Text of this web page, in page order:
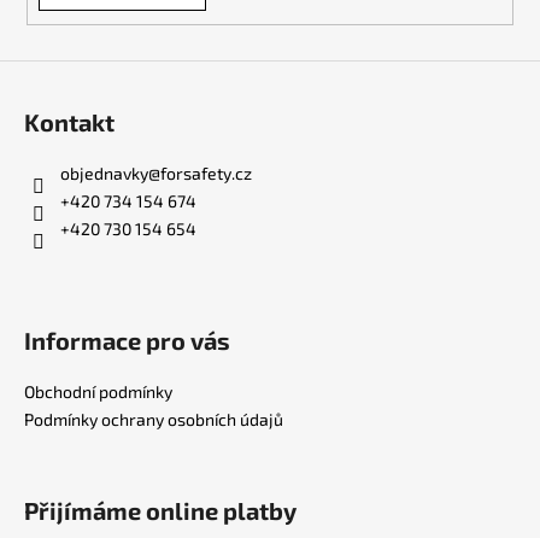
Kontakt
objednavky@forsafety.cz
+420 734 154 674
+420 730 154 654
Informace pro vás
Obchodní podmínky
Podmínky ochrany osobních údajů
Přijímáme online platby